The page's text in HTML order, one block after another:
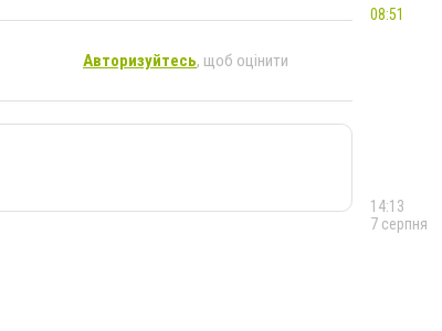
Авторизуйтесь, щоб оцінити
08:51
14:13
7 серпня